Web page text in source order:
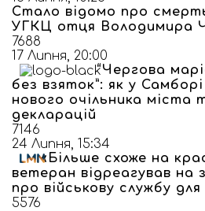
Стало відомо про
УГКЦ отця Володимира
7688
17 Липня, 20:00
“Чергова
без взяток”: як у
нового очільника міста
декларацій
7146
24 Липня, 15:34
«Більше схоже на
ветеран відреагував на
про військову службу для
5576